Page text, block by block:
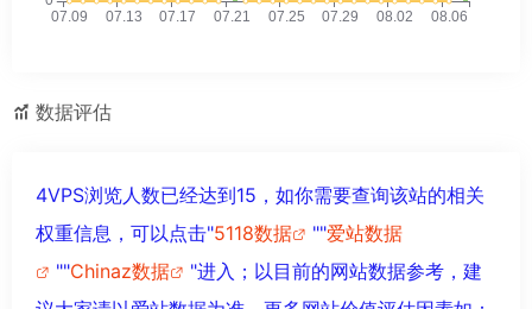
数据评估
4VPS浏览人数已经达到15，如你需要查询该站的相关
权重信息，可以点击"5118数据 ""爱站数据
""Chinaz数据
"进入；以目前的网站数据参考，建